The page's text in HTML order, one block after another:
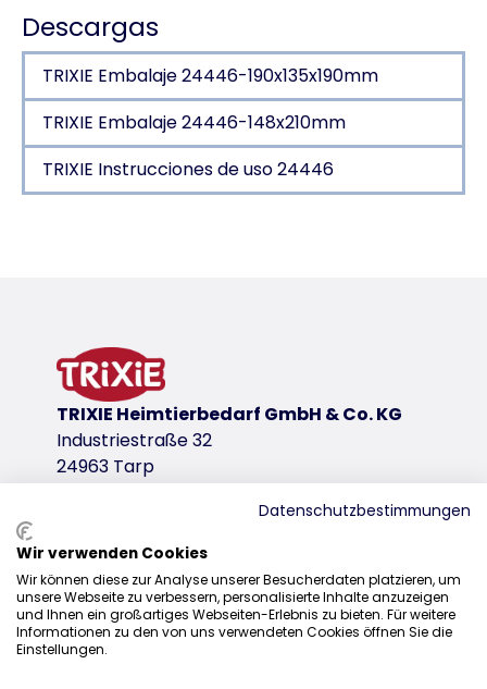
Descargas
TRIXIE Embalaje 24446-190x135x190mm
TRIXIE Embalaje 24446-148x210mm
TRIXIE Instrucciones de uso 24446
la circulación refrigera el agua
con filtro que asegura una calidad de agua
bomba, intercambiable
con enchufe USB y enchufe de red
filtro de repuesto ref. 24447
variante de producto
variante de producto: número único de
Medidas
2 l/18,5 × 13 × 18,5 cm
TRIXIE Heimtierbedarf GmbH & Co. KG
Industriestraße 32
24963 Tarp
Distribución
+49 4638 2109-160
sales@trixie.de
Datenschutzbestimmungen
Wir verwenden Cookies
Wir können diese zur Analyse unserer Besucherdaten platzieren, um
unsere Webseite zu verbessern, personalisierte Inhalte anzuzeigen
und Ihnen ein großartiges Webseiten-Erlebnis zu bieten. Für weitere
Informationen zu den von uns verwendeten Cookies öffnen Sie die
Einstellungen.